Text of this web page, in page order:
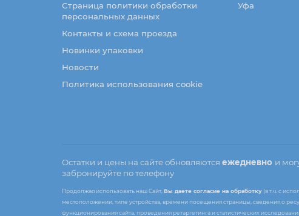
Страница политики обработки
персональных данных
Контакты и схема проезда
Новинки упаковки
Новости
Политика использования cookie
Уфа
Остатки и цены на сайте обновляются ежедневно и
забронируйте по телефону
Продолжая использовать наш Сайт,Вы даете согласие на обработку (в т.ч. с
местоположении, типе устройства, времени посещения страницы, сведения о
функционирования сайта, проведения ретаргетинга и статистических